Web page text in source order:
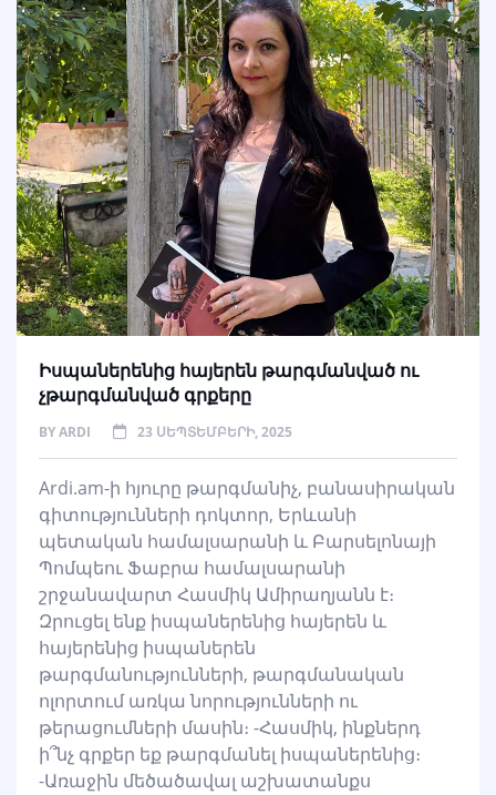
Իսպաներենից հայերեն թարգմանված ու
չթարգմանված գրքերը
BYARDI 23 ՍԵՊՏԵՄԲԵՐԻ, 2025
Ardi.am-ի հյուրը թարգմանիչ, բանասիրական
գիտությունների դոկտոր, Երևանի
պետական համալսարանի և Բարսելոնայի
Պոմպեու Ֆաբրա համալսարանի
շրջանավարտ Հասմիկ Ամիրաղյանն է։
Զրուցել ենք իսպաներենից հայերեն և
հայերենից իսպաներեն
թարգմանությունների, թարգմանական
ոլորտում առկա նորությունների ու
թերացումների մասին։ -Հասմիկ, ինքներդ
ի՞նչ գրքեր եք թարգմանել իսպաներենից։
-Առաջին մեծածավալ աշխատանքս